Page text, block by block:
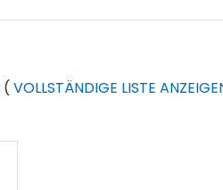
(VOLLSTÄNDIGE LISTE